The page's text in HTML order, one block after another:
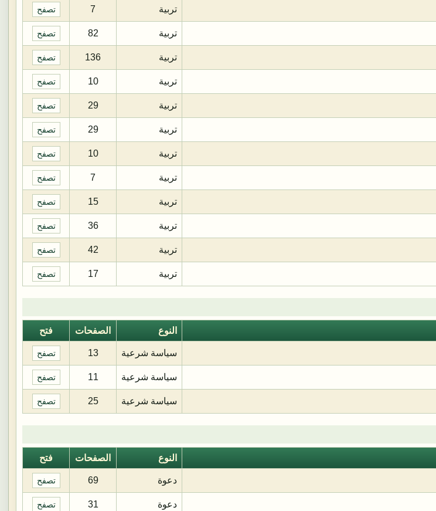
تربية 7 تصفح
تربية 82 تصفح
تربية 136 تصفح
تربية 10 تصفح
تربية 29 تصفح
تربية 29 تصفح
تربية 10 تصفح
تربية 7 تصفح
تربية 15 تصفح
تربية 36 تصفح
تربية 42 تصفح
تربية 17 تصفح
النوع الصفحات فتح
سياسة شرعية 13 تصفح
سياسة شرعية 11 تصفح
سياسة شرعية 25 تصفح
النوع الصفحات فتح
دعوة 69 تصفح
دعوة 31 تصفح